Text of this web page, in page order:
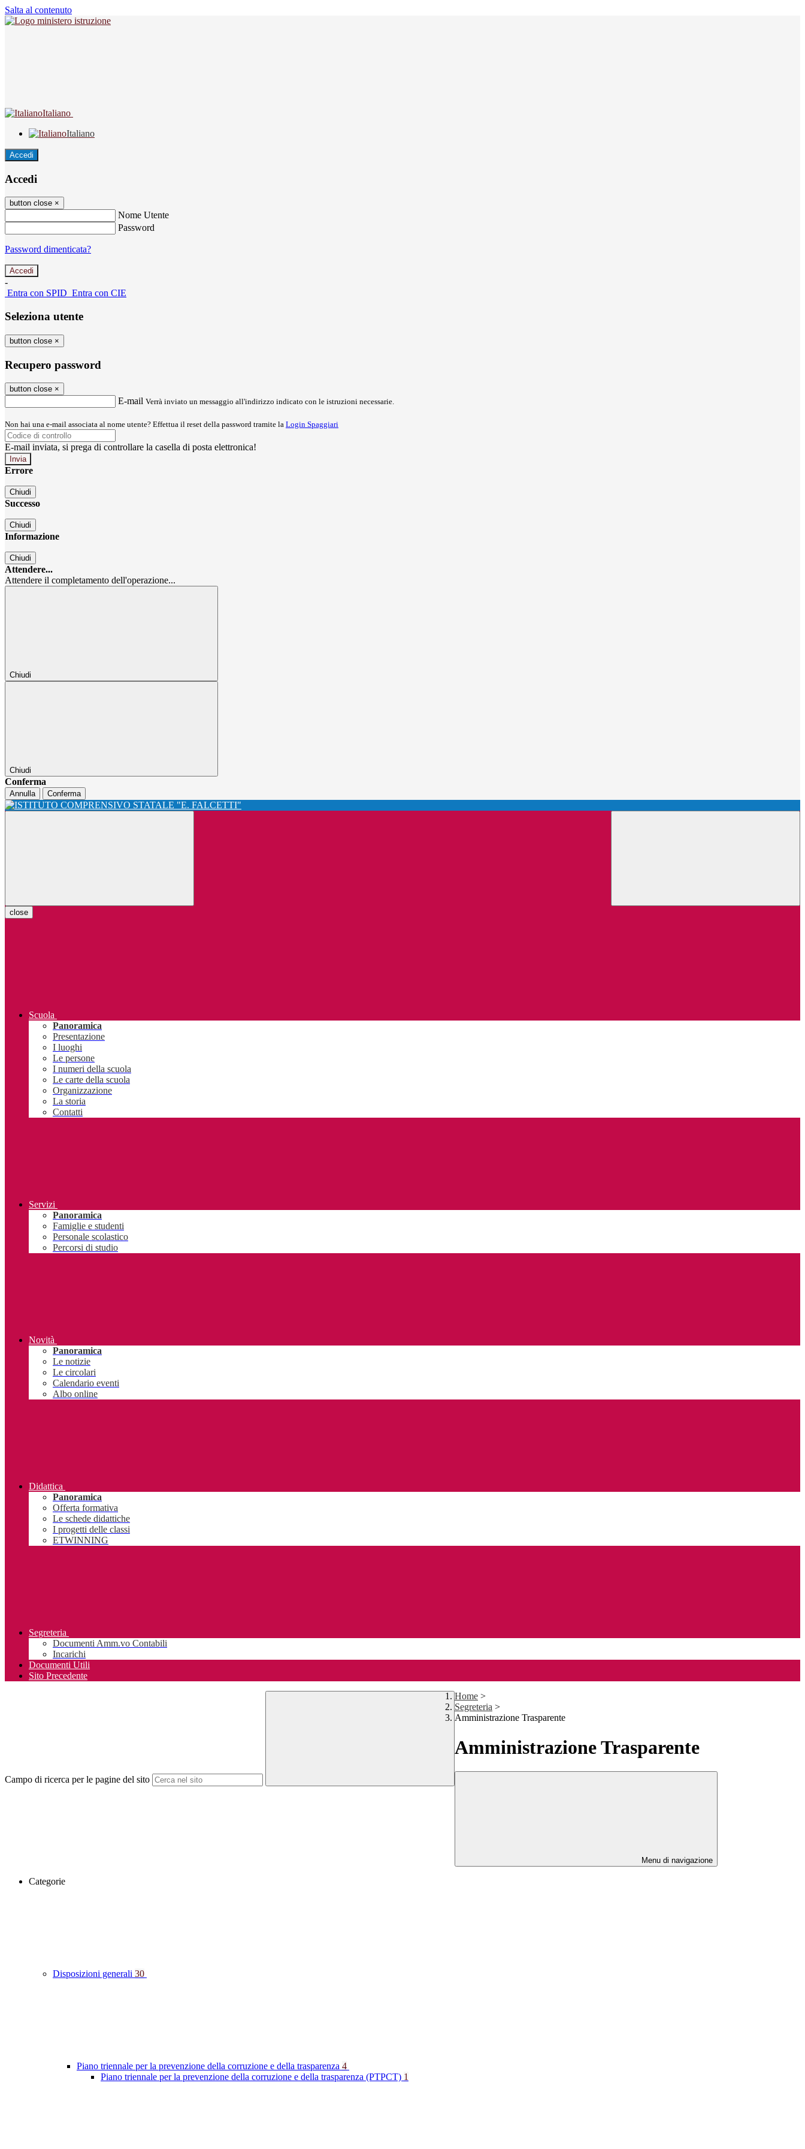
Salta al contenuto
Italiano
Italiano
Accedi
Accedi
button close ×
Nome Utente
Password
Password dimenticata?
-
Entra con SPID Entra con CIE
Seleziona utente
button close ×
Recupero password
button close ×
E-mail Verrà inviato un messaggio all'indirizzo indicato con le istruzioni necessarie.
Non hai una e-mail associata al nome utente? Effettua il reset della password tramite la Login Spaggiari
E-mail inviata, si prega di controllare la casella di posta elettronica!
Errore
Chiudi
Successo
Chiudi
Informazione
Chiudi
Attendere...
Attendere il completamento dell'operazione...
Chiudi
Chiudi
Conferma
Annulla Conferma
close
Scuola
Panoramica
Presentazione
I luoghi
Le persone
I numeri della scuola
Le carte della scuola
Organizzazione
La storia
Contatti
Servizi
Panoramica
Famiglie e studenti
Personale scolastico
Percorsi di studio
Novità
Panoramica
Le notizie
Le circolari
Calendario eventi
Albo online
Didattica
Panoramica
Offerta formativa
Le schede didattiche
I progetti delle classi
ETWINNING
Segreteria
Documenti Amm.vo Contabili
Incarichi
Documenti Utili
Sito Precedente
Campo di ricerca per le pagine del sito
Home >
Segreteria >
Amministrazione Trasparente
Amministrazione Trasparente
Menu di navigazione
Categorie
Disposizioni generali 30
Piano triennale per la prevenzione della corruzione e della trasparenza 4
Piano triennale per la prevenzione della corruzione e della trasparenza (PTPCT) 1